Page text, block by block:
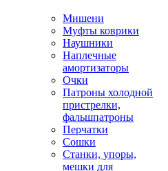
Мишени
Муфты коврики
Наушники
Наплечные
амортизаторы
Очки
Патроны холодной
пристрелки,
фальшпатроны
Перчатки
Сошки
Станки, упоры,
мешки для